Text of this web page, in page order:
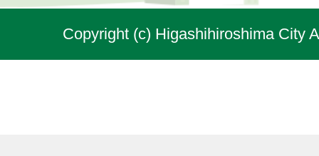
Copyright (c) Higashihiroshima City